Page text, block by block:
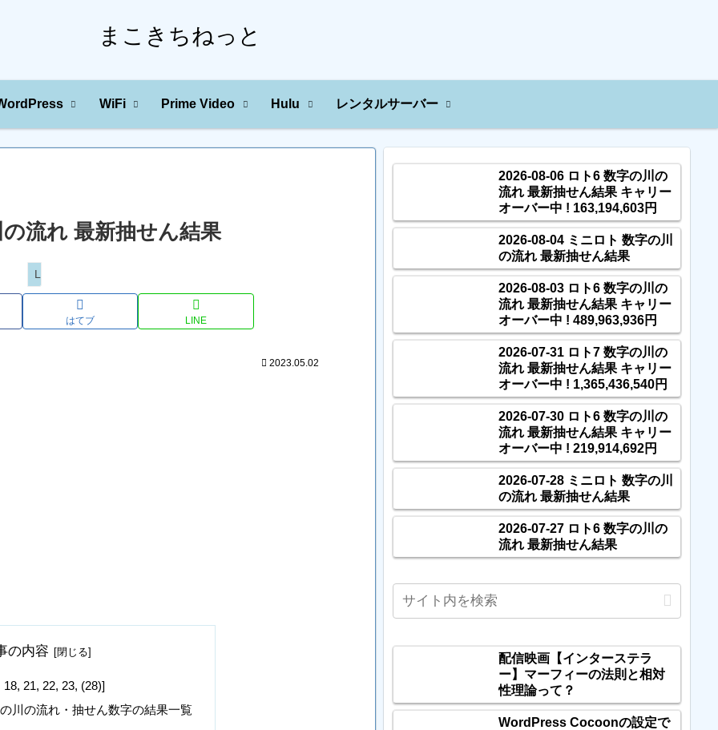
まこきちねっと
WiFi Prime Video Hulu レンタルサーバー
流れ 最新抽せん結果
Loto
はてブ LINE
2023.05.02
の内容
21, 22, 23, (28)]
川の流れ・抽せん数字の結果一覧
2026-08-06 ロト6 数字の川の
流れ 最新抽せん結果 キャリー
オーバー中 ! 163,194,603円
2026-08-04 ミニロト 数字の川
の流れ 最新抽せん結果
2026-08-03 ロト6 数字の川の
流れ 最新抽せん結果 キャリー
オーバー中 ! 489,963,936円
2026-07-31 ロト7 数字の川の
流れ 最新抽せん結果 キャリー
オーバー中 ! 1,365,436,540円
2026-07-30 ロト6 数字の川の
流れ 最新抽せん結果 キャリー
オーバー中 ! 219,914,692円
2026-07-28 ミニロト 数字の川
の流れ 最新抽せん結果
2026-07-27 ロト6 数字の川の
流れ 最新抽せん結果
配信映画【インターステラ
ー】マーフィーの法則と相対
性理論って？
WordPress Cocoonの設定で